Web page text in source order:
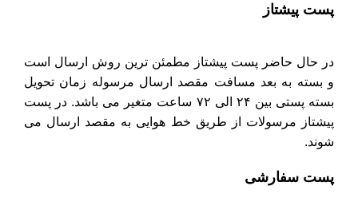
پست پیشتاز
در حال حاضر پست پیشتاز مطمئن ترین روش ارسال است
و بسته به بعد مسافت مقصد ارسال مرسوله زمان تحویل
بسته پستی بین ۲۴ الی ۷۲ ساعت متغیر می باشد. در پست
پیشتاز مرسولات از طریق خط هوایی به مقصد ارسال می
شوند.
پست سفارشی